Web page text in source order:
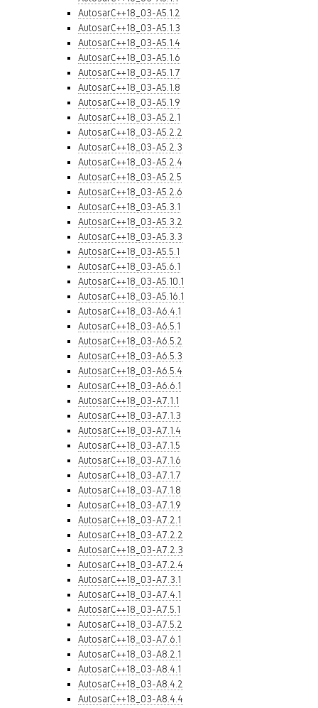
AutosarC++18_03-A5.1.2
AutosarC++18_03-A5.1.3
AutosarC++18_03-A5.1.4
AutosarC++18_03-A5.1.6
AutosarC++18_03-A5.1.7
AutosarC++18_03-A5.1.8
AutosarC++18_03-A5.1.9
AutosarC++18_03-A5.2.1
AutosarC++18_03-A5.2.2
AutosarC++18_03-A5.2.3
AutosarC++18_03-A5.2.4
AutosarC++18_03-A5.2.5
AutosarC++18_03-A5.2.6
AutosarC++18_03-A5.3.1
AutosarC++18_03-A5.3.2
AutosarC++18_03-A5.3.3
AutosarC++18_03-A5.5.1
AutosarC++18_03-A5.6.1
AutosarC++18_03-A5.10.1
AutosarC++18_03-A5.16.1
AutosarC++18_03-A6.4.1
AutosarC++18_03-A6.5.1
AutosarC++18_03-A6.5.2
AutosarC++18_03-A6.5.3
AutosarC++18_03-A6.5.4
AutosarC++18_03-A6.6.1
AutosarC++18_03-A7.1.1
AutosarC++18_03-A7.1.3
AutosarC++18_03-A7.1.4
AutosarC++18_03-A7.1.5
AutosarC++18_03-A7.1.6
AutosarC++18_03-A7.1.7
AutosarC++18_03-A7.1.8
AutosarC++18_03-A7.1.9
AutosarC++18_03-A7.2.1
AutosarC++18_03-A7.2.2
AutosarC++18_03-A7.2.3
AutosarC++18_03-A7.2.4
AutosarC++18_03-A7.3.1
AutosarC++18_03-A7.4.1
AutosarC++18_03-A7.5.1
AutosarC++18_03-A7.5.2
AutosarC++18_03-A7.6.1
AutosarC++18_03-A8.2.1
AutosarC++18_03-A8.4.1
AutosarC++18_03-A8.4.2
AutosarC++18_03-A8.4.4